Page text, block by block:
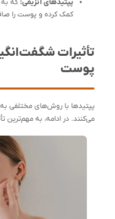
پپتیدهای آنزیمی: که
کمک کرده و پوست را
تأثیرات
پوست
پپتیدها با روش‌های مختلفی
می‌کنند. در ادامه، به مهم‌ترین